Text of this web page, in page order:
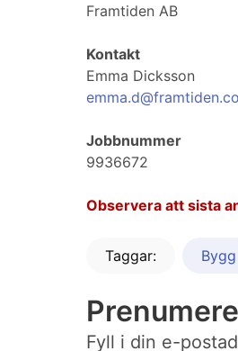
Framtiden AB
Kontakt
Emma Dicksson
Jobbnummer
9936672
Observera att sista
Taggar: Bygg
Fyll i din e-